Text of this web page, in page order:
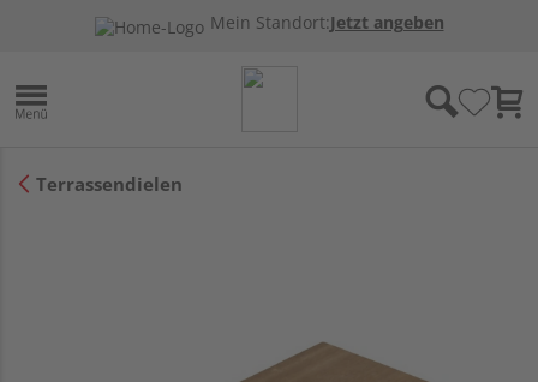
Mein Standort:Jetzt angeben
Terrassendielen